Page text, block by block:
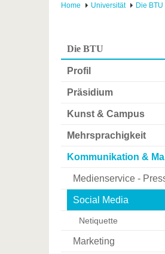
Home Universität Die BTU
Die BTU
Profil
Präsidium
Kunst & Campus
Mehrsprachigkeit
Kommunikation &
Medienservice -
Social Media
Netiquette
Marketing